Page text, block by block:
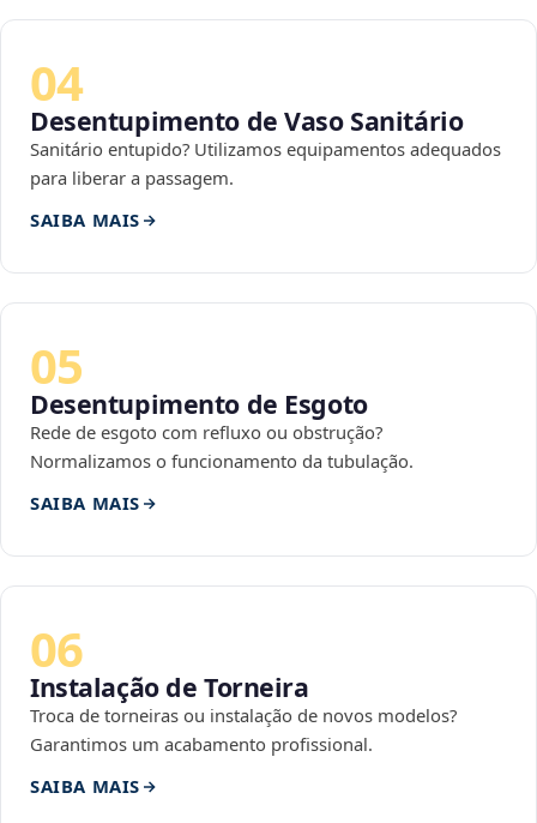
04
Desentupimento de Vaso Sanitário
Sanitário entupido? Utilizamos equipamentos adequados
para liberar a passagem.
SAIBA MAIS
05
Desentupimento de Esgoto
Rede de esgoto com refluxo ou obstrução?
Normalizamos o funcionamento da tubulação.
SAIBA MAIS
06
Instalação de Torneira
Troca de torneiras ou instalação de novos modelos?
Garantimos um acabamento profissional.
SAIBA MAIS